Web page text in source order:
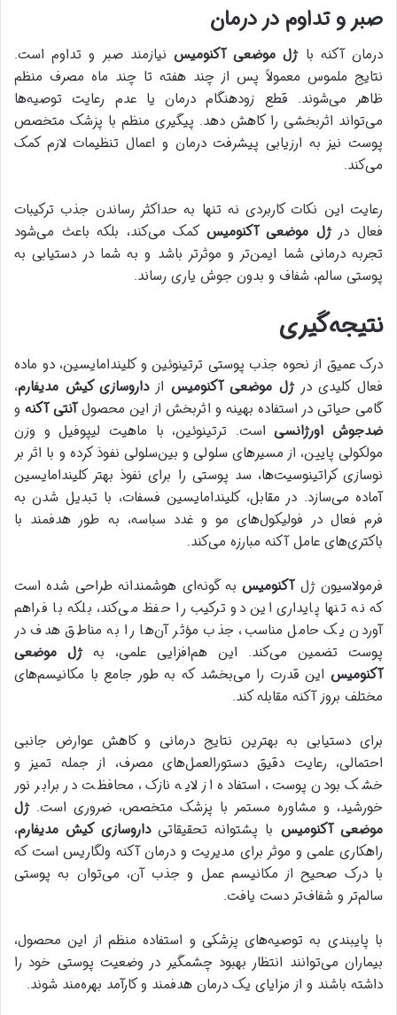
صبر و تداوم در درمان
درمان آکنه باژل موضعی آکنومیس نیازمند صبر و تداوم است.
نتایج ملموس معمولاً پس از چند هفته تا چند ماه مصرف منظم
ظاهر می‌شوند. قطع زودهنگام درمان یا عدم رعایت توصیه‌ها
می‌تواند اثربخشی را کاهش دهد. پیگیری منظم با پزشک متخصص
پوست نیز به ارزیابی پیشرفت درمان و اعمال تنظیمات لازم کمک
می‌کند.
رعایت این نکات کاربردی نه تنها به حداکثر رساندن جذب ترکیبات
فعال درژل موضعی آکنومیس کمک می‌کند، بلکه باعث می‌شود
تجربه درمانی شما ایمن‌تر و موثرتر باشد و به شما در دستیابی به
پوستی سالم، شفاف و بدون جوش یاری رساند.
نتیجه‌گیری
درک عمیق از نحوه جذب پوستی ترتینوئین و کلیندامایسین، دو ماده
فعال کلیدی درژل موضعی آکنومیس ازداروسازی کیش مدیفارم،
گامی حیاتی در استفاده بهینه و اثربخش از این محصولآنتی آکنهو
ضدجوش اورژانسیاست. ترتینوئین، با ماهیت لیپوفیل و وزن
مولکولی پایین، از مسیرهای سلولی و بین‌سلولی نفوذ کرده و با اثر بر
نوسازی کراتینوسیت‌ها، سد پوستی را برای نفوذ بهتر کلیندامایسین
آماده می‌سازد. در مقابل، کلیندامایسین فسفات، با تبدیل شدن به
فرم فعال در فولیکول‌های مو و غدد سباسه، به طور هدفمند با
باکتری‌های عامل آکنه مبارزه می‌کند.
فرمولاسیون ژلآکنومیسبه گونه‌ای هوشمندانه طراحی شده است
که نه تنها پایداری این دو ترکیب را حفظ می‌کند، بلکه با فراهم
آوردن یک حامل مناسب، جذب مؤثر آن‌ها را به مناطق هدف در
پوست تضمین می‌کند. این هم‌افزایی علمی، بهژل موضعی
آکنومیس این قدرت را می‌بخشد که به طور جامع با مکانیسم‌های
مختلف بروز آکنه مقابله کند.
برای دستیابی به بهترین نتایج درمانی و کاهش عوارض جانبی
احتمالی، رعایت دقیق دستورالعمل‌های مصرف، از جمله تمیز و
خشک بودن پوست، استفاده از لایه نازک، محافظت در برابر نور
خورشید، و مشاوره مستمر با پزشک متخصص، ضروری است.ژل
موضعی آکنومیس با پشتوانه تحقیقاتیداروسازی کیش مدیفارم،
راهکاری علمی و موثر برای مدیریت و درمان آکنه ولگاریس است که
با درک صحیح از مکانیسم عمل و جذب آن، می‌توان به پوستی
سالم‌تر و شفاف‌تر دست یافت.
با پایبندی به توصیه‌های پزشکی و استفاده منظم از این محصول،
بیماران می‌توانند انتظار بهبود چشمگیر در وضعیت پوستی خود را
داشته باشند و از مزایای یک درمان هدفمند و کارآمد بهره‌مند شوند.